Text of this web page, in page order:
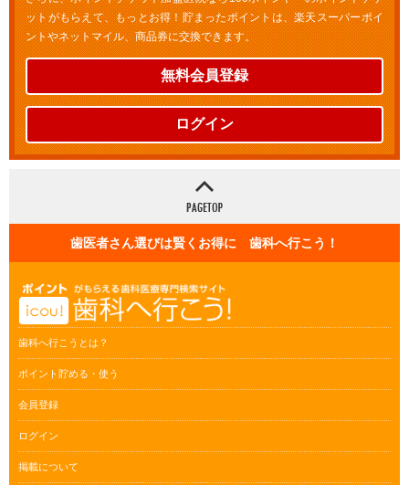
ットがもらえて、もっとお得！貯まったポイントは、楽天スーパーポイ
ントやネットマイル、商品券に交換できます。
無料会員登録
ログイン
歯医者さん選びは賢くお得に 歯科へ行こう！
歯科へ行こうとは？
ポイント貯める・使う
会員登録
ログイン
掲載について